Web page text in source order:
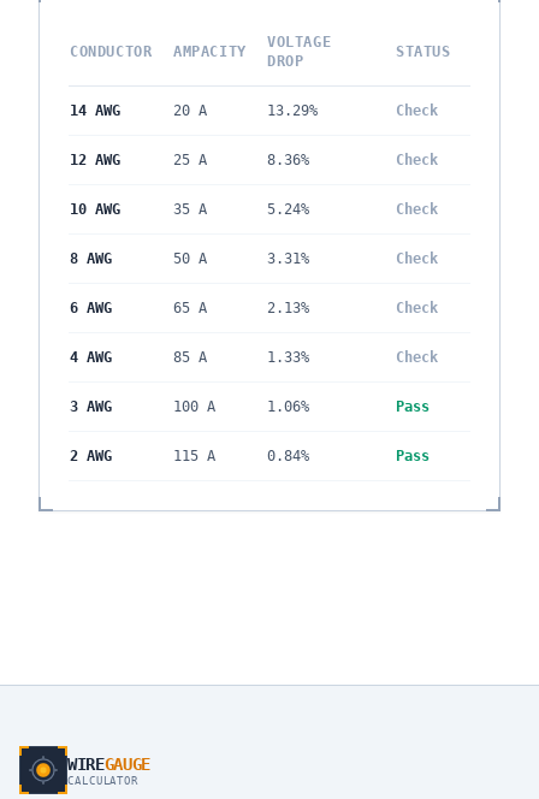
CONDUCTOR AMPACITY
VOLTAGE
DROP
STATUS
14 AWG 20 A 13.29% Check
12 AWG 25 A 8.36% Check
10 AWG 35 A 5.24% Check
8 AWG 50 A 3.31% Check
6 AWG 65 A 2.13% Check
4 AWG 85 A 1.33% Check
3 AWG 100 A 1.06% Pass
2 AWG 115 A 0.84% Pass
WIREGAUGE
CALCULATOR